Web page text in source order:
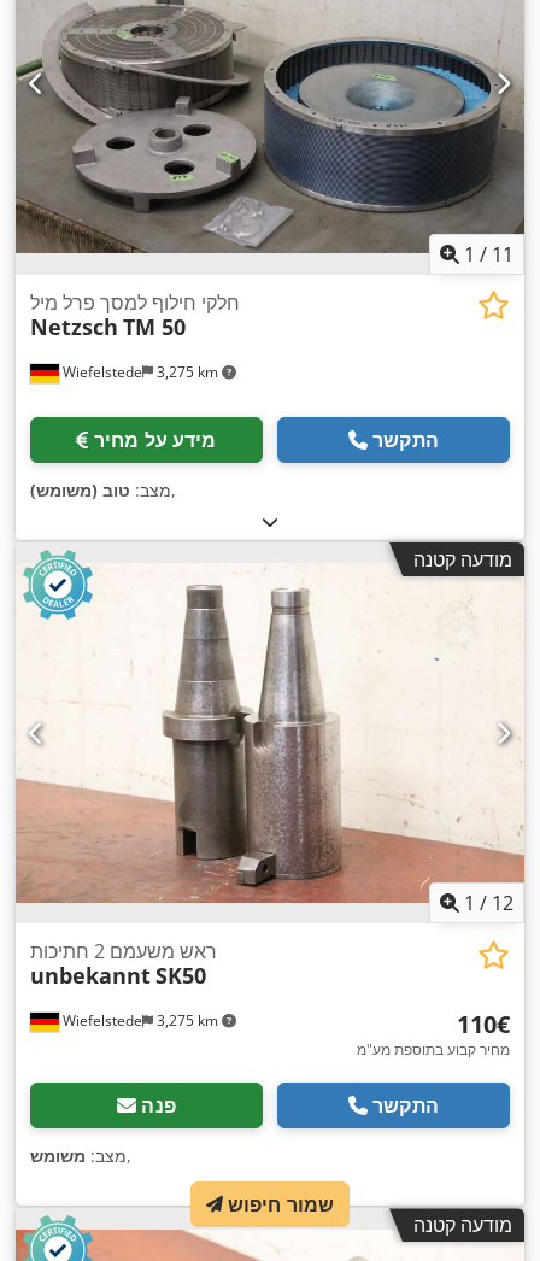
1 / 11
Wiefelstede 3,275 km
חלקי חילוף למסך פרל מיל
Netzsch TM 50
מידע על מחיר התקשר
מצב: טוב (משומש) ,
מודעה קטנה
1 / 12
Wiefelstede 3,275 km
ראש משעמם 2 חתיכות
unbekanntSK50
‏110 ‏€
מחיר קבוע בתוספת מע"מ
פנה התקשר
מצב: משומש ,
מודעה קטנה
שמור חיפוש